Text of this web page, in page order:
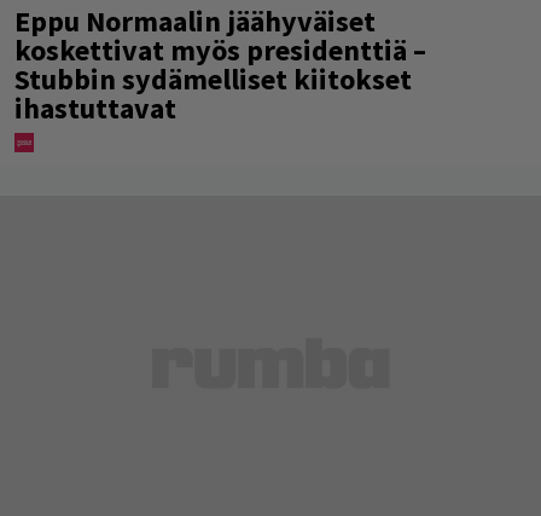
Eppu Normaalin jäähyväiset
koskettivat myös presidenttiä –
Stubbin sydämelliset kiitokset
ihastuttavat